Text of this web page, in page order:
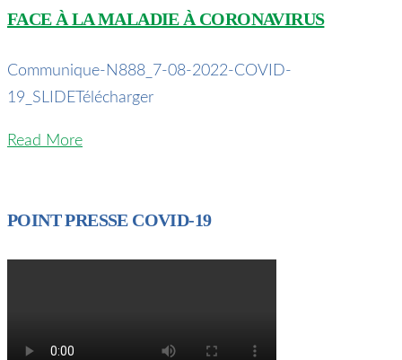
FACE À LA MALADIE À CORONAVIRUS
Communique-N888_7-08-2022-COVID-
19_SLIDETélécharger
Read More
POINT PRESSE COVID-19